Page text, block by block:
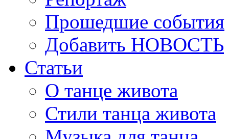
Прошедшие события
Добавить НОВОСТЬ
Статьи
О танце живота
Стили танца живота